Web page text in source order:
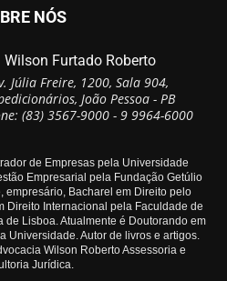
NÓS
Wilson Furtado Roberto
Júlia Freire, 1200, Sala 904,
João Pessoa - PB
(83) 3567-9000 - 9 9964-6000
de Empresas pela Universidade
Empresarial pela Fundação Getúlio
empresário, Bacharel em Direito pelo
Direito Internacional pela Faculdade de
de Lisboa. Atualmente é Doutorando em
Universidade. Autor de livros e artigos.
Wilson Roberto Assessoria e
Jurídica.